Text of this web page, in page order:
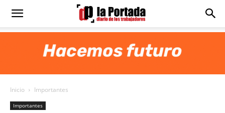
Diario
Portada
Inicio Importantes
Importantes